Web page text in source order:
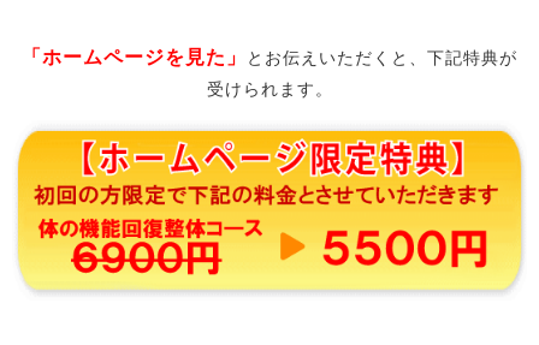
「ホームページを見た」
とお伝えいただくと、下記特典が
受けられます。